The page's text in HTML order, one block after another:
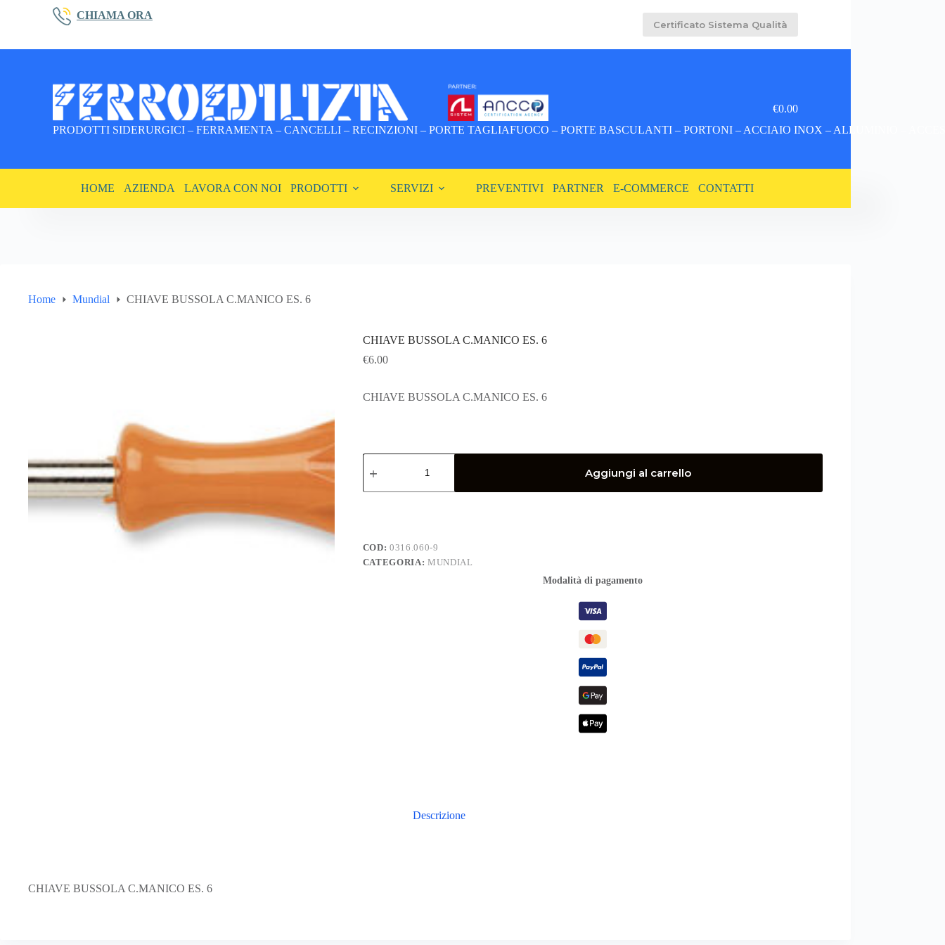
CHIAMA ORA
Certificato Sistema Qualità
PRODOTTI SIDERURGICI – FERRAMENTA – CANCELLI – RECINZIONI – PORTE TAGLIAFUOCO – PORTE BASCULANTI – PORTONI – ACCIAIO INOX – ALLUMINIO –
Carrello
€0.00
HOME AZIENDA LAVORA CON NOI PRODOTTI SERVIZI PREVENTIVI PARTNER E-COMMERCE CONTATTI
Home Mundial CHIAVE BUSSOLA C.MANICO ES. 6
CHIAVE BUSSOLA C.MANICO ES. 6
€6.00
CHIAVE BUSSOLA C.MANICO ES. 6
CHIAVE
BUSSOLA
ES.
Aggiungi al carrello
COD:0316.060-9
CATEGORIA: MUNDIAL
Modalità di pagamento
Descrizione
CHIAVE BUSSOLA C.MANICO ES. 6